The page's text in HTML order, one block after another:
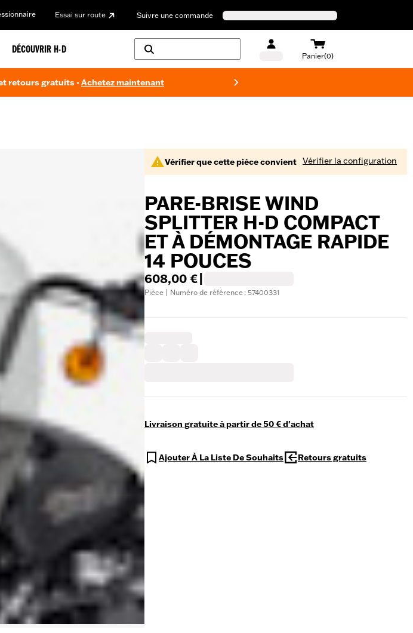
Essai sur route Suivre une commande
DÉCOUVRIR H-D
Panier(0)
retours gratuits -Achetez maintenant
Vérifier que cette pièce convient Vérifier la configuration
PARE-BRISE WIND
SPLITTER H-D COMPACT
ET À DÉMONTAGE RAPIDE
14 POUCES
608,00 €
Pièce | Numéro de référence : 57400331
Livraison gratuite à partir de 50 € d'achat
Ajouter À La Liste De Souhaits Retours gratuits